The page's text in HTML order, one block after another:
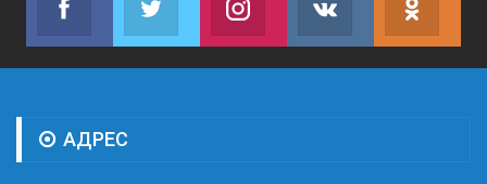
Join us on FacebookJoin us on TwitterJoin us on InstagramJoin us on VK
АДРЕС